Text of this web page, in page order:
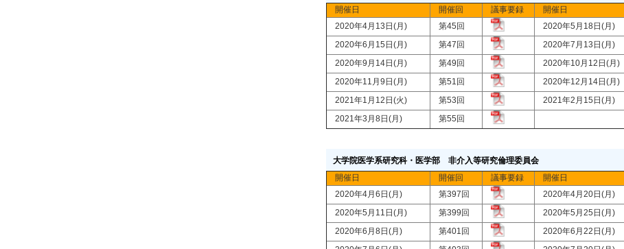
開催日
開催回 議事要録 開催日
2020年4月13日(月)
第45回 2020年5月18日(月)
2020年6月15日(月)
第47回 2020年7月13日(月)
2020年9月14日(月)
第49回 2020年10月12日(月)
2020年11月9日(月)
第51回 2020年12月14日(月)
2021年1月12日(火)
第53回 2021年2月15日(月)
2021年3月8日(月)
第55回
大学院医学系研究科・医学部 非介入等研究倫理委員会
開催日
開催回 議事要録 開催日
2020年4月6日(月)
第397回 2020年4月20日(月)
2020年5月11日(月)
第399回 2020年5月25日(月)
2020年6月8日(月)
第401回 2020年6月22日(月)